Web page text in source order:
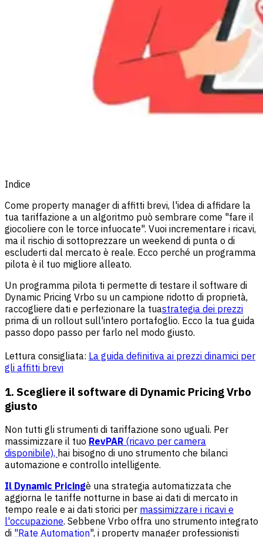
Indice
Come property manager di affitti brevi, l'idea di affidare la
tua tariffazione a un algoritmo può sembrare come "fare il
giocoliere con le torce infuocate". Vuoi incrementare i ricavi,
ma il rischio di sottoprezzare un weekend di punta o di
escluderti dal mercato è reale. Ecco perché un programma
pilota è il tuo migliore alleato.
Un programma pilota ti permette di testare il software di
Dynamic Pricing Vrbo su un campione ridotto di proprietà,
raccogliere dati e perfezionare la tuastrategia dei prezzi
prima di un rollout sull'intero portafoglio. Ecco la tua guida
passo dopo passo per farlo nel modo giusto.
Lettura consigliata: La guida definitiva ai prezzi dinamici per
gli affitti brevi
1. Scegliere il software di Dynamic Pricing Vrbo
giusto
Non tutti gli strumenti di tariffazione sono uguali. Per
massimizzare il tuo RevPAR (ricavo per camera
disponibile), hai bisogno di uno strumento che bilanci
automazione e controllo intelligente.
Il Dynamic Pricingè una strategia automatizzata che
aggiorna le tariffe notturne in base ai dati di mercato in
tempo reale e ai dati storici per massimizzare i ricavi e
l'occupazione. Sebbene Vrbo offra uno strumento integrato
di "Rate Automation", i property manager professionisti